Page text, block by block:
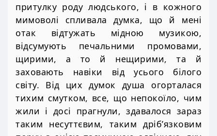
притулку роду людського, і в кожного
мимоволі спливала думка, що й мені
отак відтужать мідною музикою,
відсумують печальними промовами,
щирими, а то й нещирими, та й
заховають навіки від усього білого
світу. Від цих думок душа огорталася
тихим смутком, все, що непокоїло, чим
жили і досі прагнули, здавалося зараз
таким несуттєвим, таким дріб’язковим